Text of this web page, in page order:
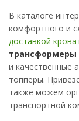
В каталоге
комфортного и
доставкой
трансформеры
и качественные
топперы.
также можем
транспортной